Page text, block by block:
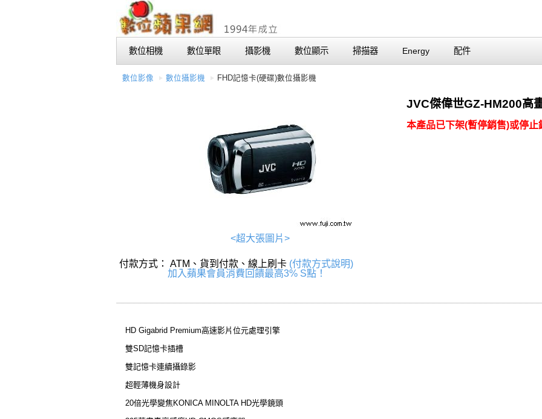
數位相機 數位單眼 攝影機 數位顯示 掃描器 Energy 配件
數位影像 數位攝影機 FHD記憶卡(硬碟)數位攝影機
<超大張圖片>
付款方式： ATM、貨到付款、線上刷卡 (付款方式說明)
加入蘋果會員消費回饋最高3% S點！
JVC傑偉世GZ-HM200高
本產品已下架(暫停銷售)或停止
HD Gigabrid Premium高速影片位元處理引擎
雙SD記憶卡插槽
雙記憶卡連續攝錄影
超輕薄機身設計
20倍光學變焦KONICA MINOLTA HD光學鏡頭